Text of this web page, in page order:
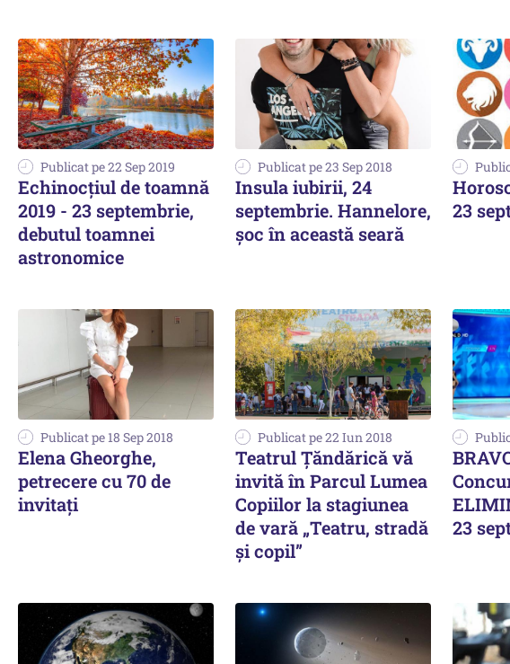
Publicat pe 22 Sep 2019
Echinocţiul de toamnă
2019 - 23 septembrie,
debutul toamnei
astronomice
Publicat pe 23 Sep 2018
Insula iubirii, 24
septembrie. Hannelore,
șoc în această seară
23
Publicat pe 18 Sep 2018
Elena Gheorghe,
petrecere cu 70 de
invitați
Publicat pe 22 Iun 2018
Teatrul Țăndărică vă
invită în Parcul Lumea
Copiilor la stagiunea
de vară „Teatru, stradă
și copil”
23